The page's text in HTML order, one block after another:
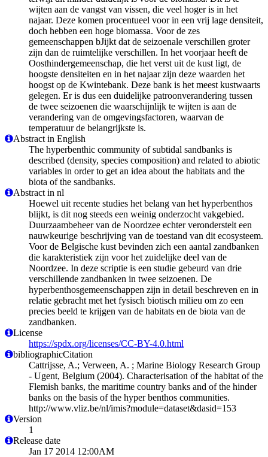
wijten aan de vangst van vissen, die veel hoger is in het
najaar. Deze komen procentueel voor in een vrij lage densiteit,
doch hebben een hoge biomassa. Voor de zes
gemeenschappen bJijkt dat de seizoenale verschillen groter
zijn dan de ruimtelijke verschillen. In het voorjaar heeft de
Oosthindergemeenschap, die het verst uit de kust ligt, de
hoogste densiteiten en in het najaar zijn deze waarden het
hoogst op de Kwintebank. Deze bank is het meest kustwaarts
gelegen. Er is dus een duidelijke patroonverandering tussen
de twee seizoenen die waarschijnlijk te wijten is aan de
verandering van de omgevingsfactoren, waarvan de
temperatuur de belangrijkste is.
Abstract in English
The hyperbenthic community of subtidal sandbanks is
described (density, species composition) and related to abiotic
variables in order to get an idea about the habitats and the
biota of the sandbanks.
Abstract in nl
Hoewel uit recente studies het belang van het hyperbenthos
blijkt, is dit nog steeds een weinig onderzocht vakgebied.
Duurzaambeheer van de Noordzee echter veronderstelt een
nauwkeurige beschrijving van de toestand van dit ecosysteem.
Voor de Belgische kust bevinden zich een aantal zandbanken
die karakteristiek zijn voor het zuidelijke deel van de
Noordzee. In deze scriptie is een studie gebeurd van drie
verschillende zandbanken in twee seizoenen. De
hyperbenthosgemeenschappen zijn in detail beschreven en in
relatie gebracht met het fysisch biotisch milieu om zo een
precies beeld te krijgen van de habitats en de biota van de
zandbanken.
License
https://spdx.org/licenses/CC-BY-4.0.html
bibliographicCitation
Cattrijsse, A.; Verween, A. ; Marine Biology Research Group
- Ugent, Belgium (2004). Characterisation of the habitat of the
Flemish banks, the maritime country banks and of the hinder
banks on the basis of the hyper benthos communities.
http://www.vliz.be/nl/imis?module=dataset&dasid=153
Version
1
Release date
Jan 17 2014 12:00AM